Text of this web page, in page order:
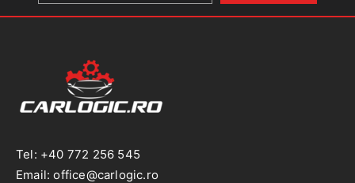
stergator
Tel: +40 772 256 545
Email: office@carlogic.ro